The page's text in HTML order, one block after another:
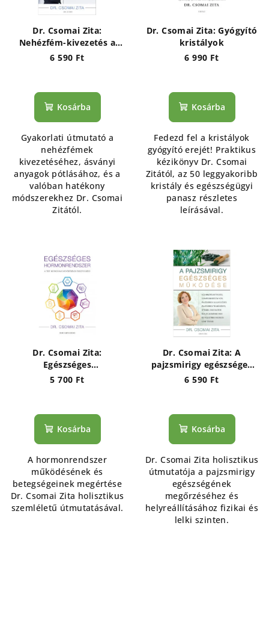
Dr. Csomai Zita:
Nehézfém-kivezetés a
gyakorlatban - A
6 590 Ft
Kosárba
Gyakorlati útmutató a
nehézfémek
kivezetéséhez, ásványi
anyagok pótlásához, és a
valóban hatékony
módszerekhez Dr. Csomai
Zitától.
Dr. Csomai Zita: Gyógyító
kristályok
6 990 Ft
Kosárba
Fedezd fel a kristályok
gyógyító erejét! Praktikus
kézikönyv Dr. Csomai
Zitától, az 50 leggyakoribb
kristály és egészségügyi
panasz részletes
leírásával.
Dr. Csomai Zita:
Egészséges
hormonrendszer- A test
5 700 Ft
Kosárba
A hormonrendszer
működésének és
betegségeinek megértése
Dr. Csomai Zita holisztikus
szemléletű útmutatásával.
Dr. Csomai Zita: A
pajzsmirigy egészséges
működése
6 590 Ft
Kosárba
Dr. Csomai Zita holisztikus
útmutatója a pajzsmirigy
egészségének
megőrzéséhez és
helyreállításához fizikai és
lelki szinten.